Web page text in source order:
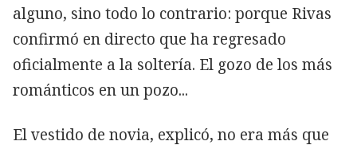
alguno, sino todo lo contrario: porque Rivas
confirmó en directo que ha regresado
oficialmente a la soltería. El gozo de los más
románticos en un pozo...
El vestido de novia, explicó, no era más que